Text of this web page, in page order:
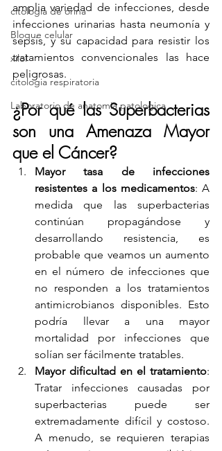
citologia de orina
Bloque celular
xilol
citologia respiratoria
Laboratorio de anatomia patologica
amplia variedad de infecciones, desde
infecciones urinarias hasta neumonía y
sepsis, y su capacidad para resistir los
tratamientos convencionales las hace
peligrosas.
¿Por qué las Superbacterias
son una Amenaza Mayor
que el Cáncer?
Mayor tasa de infecciones
resistentes a los medicamentos: A
medida que las superbacterias
continúan propagándose y
desarrollando resistencia, es
probable que veamos un aumento
en el número de infecciones que
no responden a los tratamientos
antimicrobianos disponibles. Esto
podría llevar a una mayor
mortalidad por infecciones que
solían ser fácilmente tratables.
Mayor dificultad en el tratamiento:
Tratar infecciones causadas por
superbacterias puede ser
extremadamente difícil y costoso.
A menudo, se requieren terapias